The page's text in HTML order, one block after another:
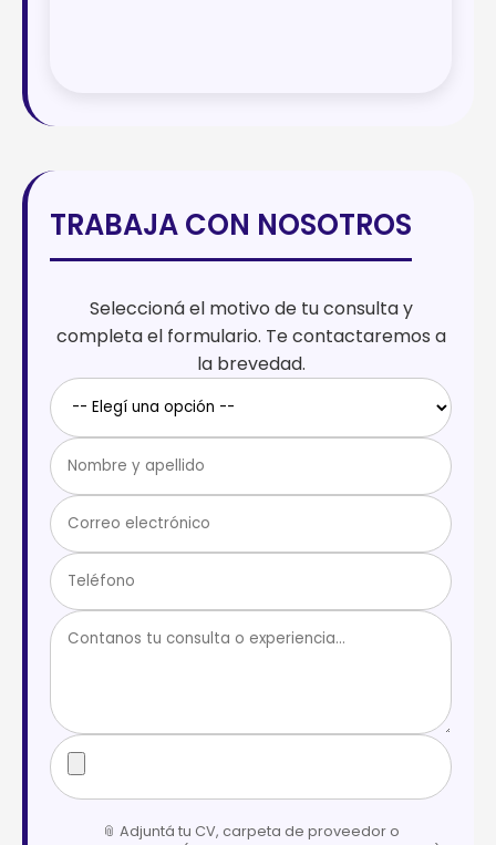
TRABAJA CON NOSOTROS
Seleccioná el motivo de tu consulta y
completa el formulario. Te contactaremos a
la brevedad.
📎 Adjuntá tu CV, carpeta de proveedor o